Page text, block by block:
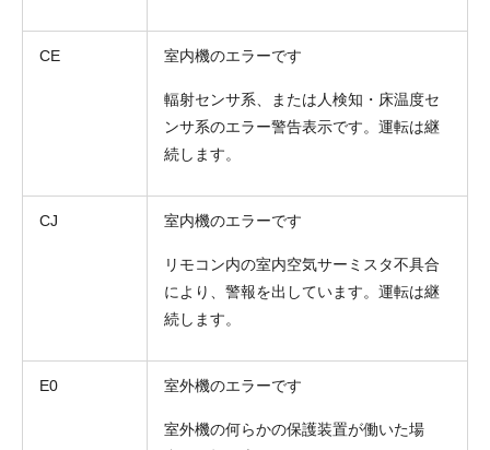
CE 室内機のエラーです
輻射センサ系、または人検知・床温度セ
ンサ系のエラー警告表示です。運転は継
続します。
CJ 室内機のエラーです
リモコン内の室内空気サーミスタ不具合
により、警報を出しています。運転は継
続します。
E0 室外機のエラーです
室外機の何らかの保護装置が働いた場